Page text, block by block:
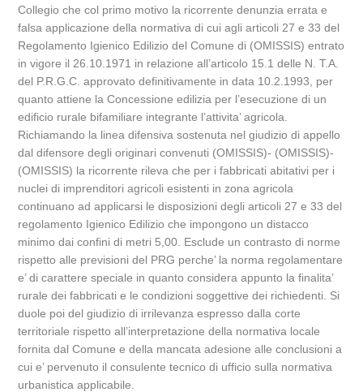
Collegio che col primo motivo la ricorrente denunzia errata e
falsa applicazione della normativa di cui agli articoli 27 e 33 del
Regolamento Igienico Edilizio del Comune di (OMISSIS) entrato
in vigore il 26.10.1971 in relazione all’articolo 15.1 delle N. T.A.
del P.R.G.C. approvato definitivamente in data 10.2.1993, per
quanto attiene la Concessione edilizia per l’esecuzione di un
edificio rurale bifamiliare integrante l’attivita’ agricola.
Richiamando la linea difensiva sostenuta nel giudizio di appello
dal difensore degli originari convenuti (OMISSIS)- (OMISSIS)-
(OMISSIS) la ricorrente rileva che per i fabbricati abitativi per i
nuclei di imprenditori agricoli esistenti in zona agricola
continuano ad applicarsi le disposizioni degli articoli 27 e 33 del
regolamento Igienico Edilizio che impongono un distacco
minimo dai confini di metri 5,00. Esclude un contrasto di norme
rispetto alle previsioni del PRG perche’ la norma regolamentare
e’ di carattere speciale in quanto considera appunto la finalita’
rurale dei fabbricati e le condizioni soggettive dei richiedenti. Si
duole poi del giudizio di irrilevanza espresso dalla corte
territoriale rispetto all’interpretazione della normativa locale
fornita dal Comune e della mancata adesione alle conclusioni a
cui e’ pervenuto il consulente tecnico di ufficio sulla normativa
urbanistica applicabile.